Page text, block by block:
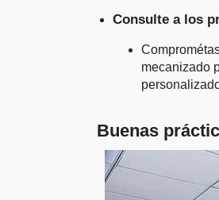
Consulte a los
mecanizado
Buenas